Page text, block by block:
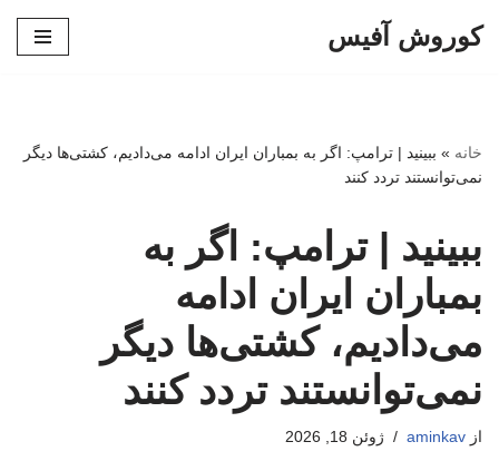
کوروش آفیس
خانه » ببینید | ترامپ: اگر به بمباران ایران ادامه می‌دادیم، کشتی‌ها دیگر
نمی‌توانستند تردد کنند
ببینید | ترامپ: اگر به
بمباران ایران ادامه
می‌دادیم، کشتی‌ها دیگر
نمی‌توانستند تردد کنند
از aminkav ژوئن 18, 2026